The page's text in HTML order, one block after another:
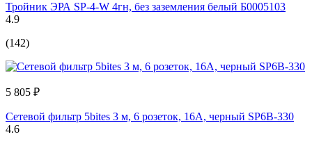
Тройник ЭРА SP-4-W 4гн, без заземления белый Б0005103
4.9
(142)
5 805 ₽
Сетевой фильтр 5bites 3 м, 6 розеток, 16A, черный SP6B-330
4.6